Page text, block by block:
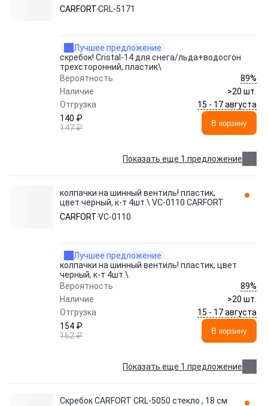
CARFORTCRL-5171
Лучшее предложение
скребок! Cristal-14 для снега/льда+водосгон
трехсторонний, пластик\
Вероятность
89%
Наличие
>20 шт.
Отгрузка
15 - 17 августа
140 ₽
147 ₽
В корзину
Показать еще 1 предложение
колпачки на шинный вентиль! пластик,
цвет черный, к-т 4шт.\ VC-0110 CARFORT
CARFORTVC-0110
Лучшее предложение
колпачки на шинный вентиль! пластик, цвет
черный, к-т 4шт.\
Вероятность
89%
Наличие
>20 шт.
Отгрузка
15 - 17 августа
154 ₽
162 ₽
В корзину
Показать еще 1 предложение
Скребок CARFORT CRL-5050 стекло , 18 см